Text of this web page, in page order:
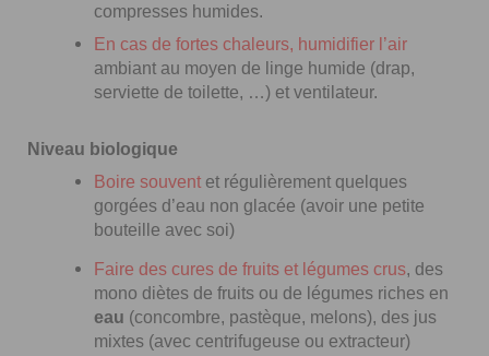
compresses humides.
En cas de fortes chaleurs, humidifier l’air
ambiant au moyen de linge humide (drap,
serviette de toilette, …) et ventilateur.
Niveau biologique
Boire souventet régulièrement quelques
gorgées d’eau non glacée (avoir une petite
bouteille avec soi)
Faire des cures de fruits et légumes crus, des
mono diètes de fruits ou de légumes riches en
eau (concombre, pastèque, melons), des jus
mixtes (avec centrifugeuse ou extracteur)